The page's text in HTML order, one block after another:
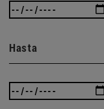
Hasta